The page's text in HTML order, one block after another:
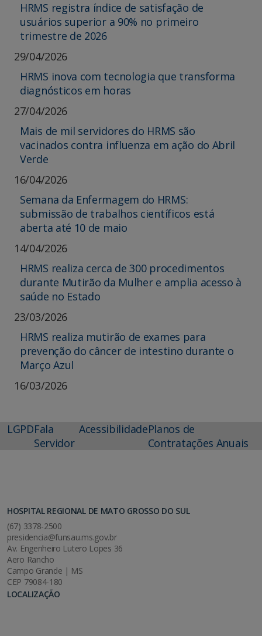
HRMS registra índice de satisfação de
usuários superior a 90% no primeiro
trimestre de 2026
29/04/2026
HRMS inova com tecnologia que transforma
diagnósticos em horas
27/04/2026
Mais de mil servidores do HRMS são
vacinados contra influenza em ação do Abril
Verde
16/04/2026
Semana da Enfermagem do HRMS:
submissão de trabalhos científicos está
aberta até 10 de maio
14/04/2026
HRMS realiza cerca de 300 procedimentos
durante Mutirão da Mulher e amplia acesso à
saúde no Estado
23/03/2026
HRMS realiza mutirão de exames para
prevenção do câncer de intestino durante o
Março Azul
16/03/2026
LGPDFala
Servidor
AcessibilidadePlanos de
Contratações Anuais
HOSPITAL REGIONAL DE MATO GROSSO DO SUL
(67) 3378-2500
presidencia@funsau.ms.gov.br
Av. Engenheiro Lutero Lopes 36
Aero Rancho
Campo Grande | MS
CEP 79084-180
LOCALIZAÇÃO